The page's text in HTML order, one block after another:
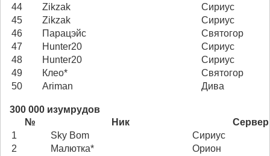
44
Zikzak
Сириус
45
Zikzak
Сириус
46
Парацэйс
Святогор
47
Hunter20
Сириус
48
Hunter20
Сириус
49
Клео*
Святогор
50
Ariman Дива
300 000 изумрудов
№
Ник
Сервер
1
Sky Bom
Сириус
2
Малютка*
Орион